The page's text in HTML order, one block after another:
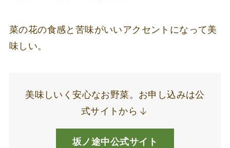
菜の花の食感と苦味がいいアクセントになって美
味しい。
美味しいく安心なお野菜。お申し込みは公
式サイトから
坂ノ途中公式サイト